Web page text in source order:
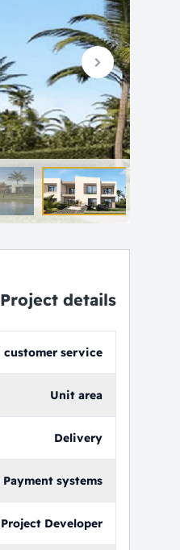
Project details
customer service
Unit area
Delivery
Payment systems
Project Developer